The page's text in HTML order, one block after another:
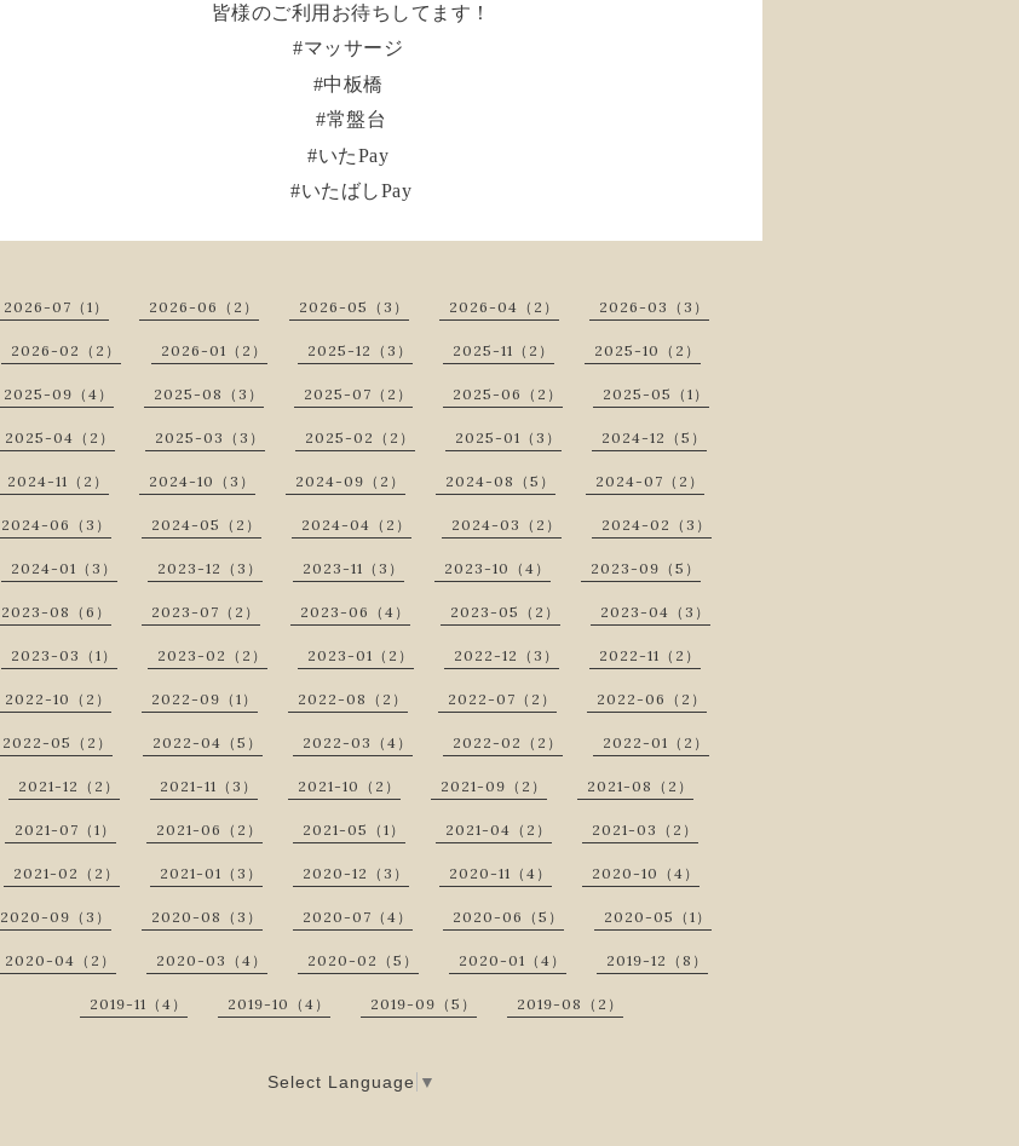
皆様のご利用お待ちしてます！
#マッサージ
#中板橋
#常盤台
#いたPay
#いたばしPay
2026-07（1） 2026-06（2） 2026-05（3） 2026-04（2） 2026-03（3）
2026-02（2） 2026-01（2） 2025-12（3） 2025-11（2） 2025-10（2）
2025-09（4） 2025-08（3） 2025-07（2） 2025-06（2） 2025-05（1）
2025-04（2） 2025-03（3） 2025-02（2） 2025-01（3） 2024-12（5）
2024-11（2） 2024-10（3） 2024-09（2） 2024-08（5） 2024-07（2）
2024-06（3） 2024-05（2） 2024-04（2） 2024-03（2） 2024-02（3）
2024-01（3） 2023-12（3） 2023-11（3） 2023-10（4） 2023-09（5）
2023-08（6） 2023-07（2） 2023-06（4） 2023-05（2） 2023-04（3）
2023-03（1） 2023-02（2） 2023-01（2） 2022-12（3） 2022-11（2）
2022-10（2） 2022-09（1） 2022-08（2） 2022-07（2） 2022-06（2）
2022-05（2） 2022-04（5） 2022-03（4） 2022-02（2） 2022-01（2）
2021-12（2） 2021-11（3） 2021-10（2） 2021-09（2） 2021-08（2）
2021-07（1） 2021-06（2） 2021-05（1） 2021-04（2） 2021-03（2）
2021-02（2） 2021-01（3） 2020-12（3） 2020-11（4） 2020-10（4）
2020-09（3） 2020-08（3） 2020-07（4） 2020-06（5） 2020-05（1）
2020-04（2） 2020-03（4） 2020-02（5） 2020-01（4） 2019-12（8）
2019-11（4） 2019-10（4） 2019-09（5） 2019-08（2）
Select Language ▼